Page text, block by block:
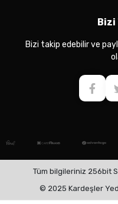
Bizi
Bizi takip edebilir ve
Tüm bilgileriniz 256bit
© 2025 Kardeşler